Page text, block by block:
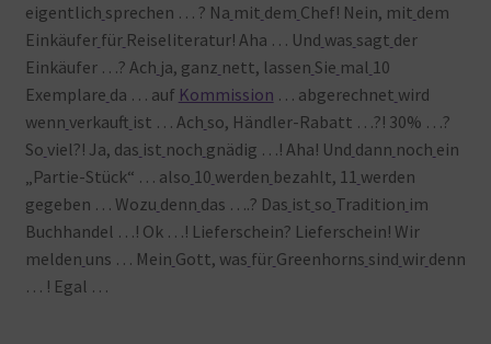
eigentlich sprechen … ? Na mit dem Chef! Nein, mit dem
Einkäufer für Reiseliteratur! Aha … Und was sagt der
Einkäufer …? Ach ja, ganz nett, lassen Sie mal 10
Exemplare da … auf Kommission … abgerechnet wird
wenn verkauft ist … Ach so, Händler-Rabatt …?! 30% …?
So viel?! Ja, das ist noch gnädig …! Aha! Und dann noch ein
„Partie-Stück“ … also 10 werden bezahlt, 11 werden
gegeben … Wozu denn das ….? Das ist so Tradition im
Buchhandel …! Ok …! Lieferschein? Lieferschein! Wir
melden uns … Mein Gott, was für Greenhorns sind wir denn
… ! Egal …